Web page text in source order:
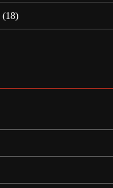
(18)